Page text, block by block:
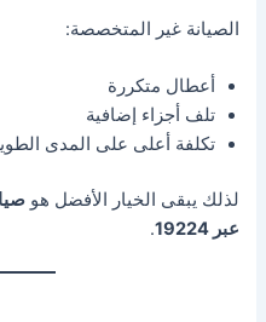
الصيانة غير المتخصصة:
أعطال متكررة
تلف أجزاء إضافية
تكلفة أعلى على المدى
لذلك يبقى الخيار الأفضل هو
عبر 19224
.